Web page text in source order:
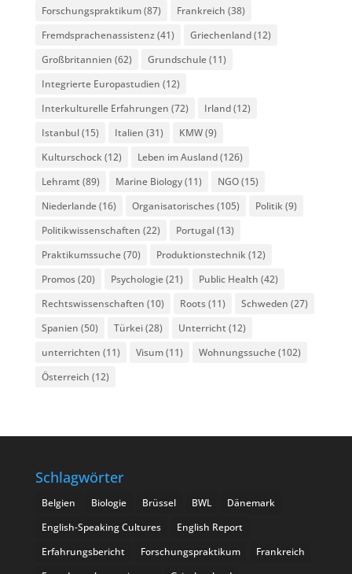
Forschungspraktikum(87) Frankreich (38)
Fremdsprachenassistenz(41) Griechenland(12)
Großbritannien (62) Grundschule(11)
Integrierte Europastudien (12)
Interkulturelle Erfahrungen (72) Irland(12)
Istanbul(15) Italien (31) KMW(9)
Kulturschock (12) Leben im Ausland(126)
Lehramt (89) Marine Biology(11) NGO(15)
Niederlande(16) Organisatorisches(105) Politik (9)
Politikwissenschaften (22) Portugal(13)
Praktikumssuche(70) Produktionstechnik (12)
Promos(20) Psychologie(21) Public Health (42)
Rechtswissenschaften (10) Roots(11) Schweden (27)
Spanien (50) Türkei(28) Unterricht (12)
unterrichten (11) Visum(11) Wohnungssuche(102)
Österreich (12)
Schlagwörter
Belgien Biologie Brüssel BWL
Dänemark
English-Speaking Cultures
English Report
Erfahrungsbericht
Forschungspraktikum
Frankreich